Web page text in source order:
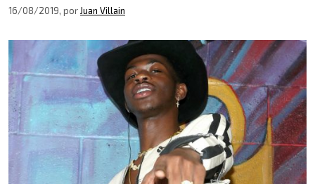
16/08/2019, por Juan Villain